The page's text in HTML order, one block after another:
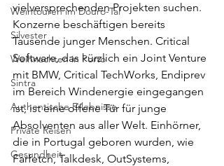
Weintouren im Douro-Tal
Silvester
Weihnachten in Porto
Sintra
Authentische Erlebnisse
Private Reisen
Gesundheit
vielversprechenden Projekten suchen.
Konzerne beschäftigen bereits
Tausende junger Menschen. Critical
Software, das kürzlich ein Joint Venture
mit BMW, Critical TechWorks, Endiprev
im Bereich Windenergie eingegangen
ist, ist eine offene Tür für junge
Absolventen aus aller Welt. Einhörner,
die in Portugal geboren wurden, wie
Farfetch, Talkdesk, OutSystems,